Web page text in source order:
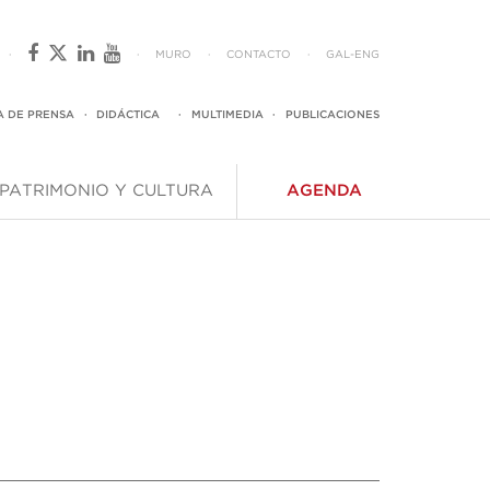
· · MURO · CONTACTO · GAL- ENG
DE PRENSA · DIDÁCTICA · MULTIMEDIA · PUBLICACIONES
PATRIMONIO Y CULTURA AGENDA